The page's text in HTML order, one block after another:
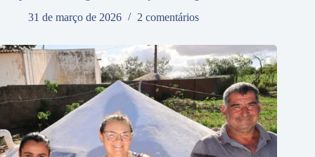
31 de março de 2026
2 comentários